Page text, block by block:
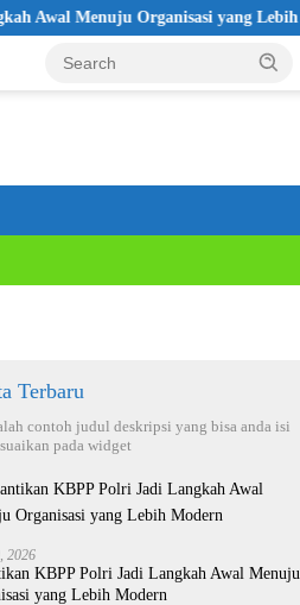
Menuju Organisasi yang Lebih Modern
Terbaru
contoh judul deskripsi yang bisa anda isi
pada widget
2026
KBPP Polri Jadi Langkah Awal Menuju
yang Lebih Modern